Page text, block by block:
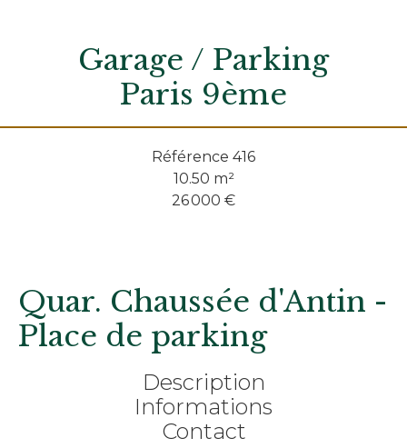
Garage / Parking
Paris 9ème
Référence 416
10.50 m²
26 000 €
Quar. Chaussée d'Antin -
Place de parking
Description
Informations
Contact